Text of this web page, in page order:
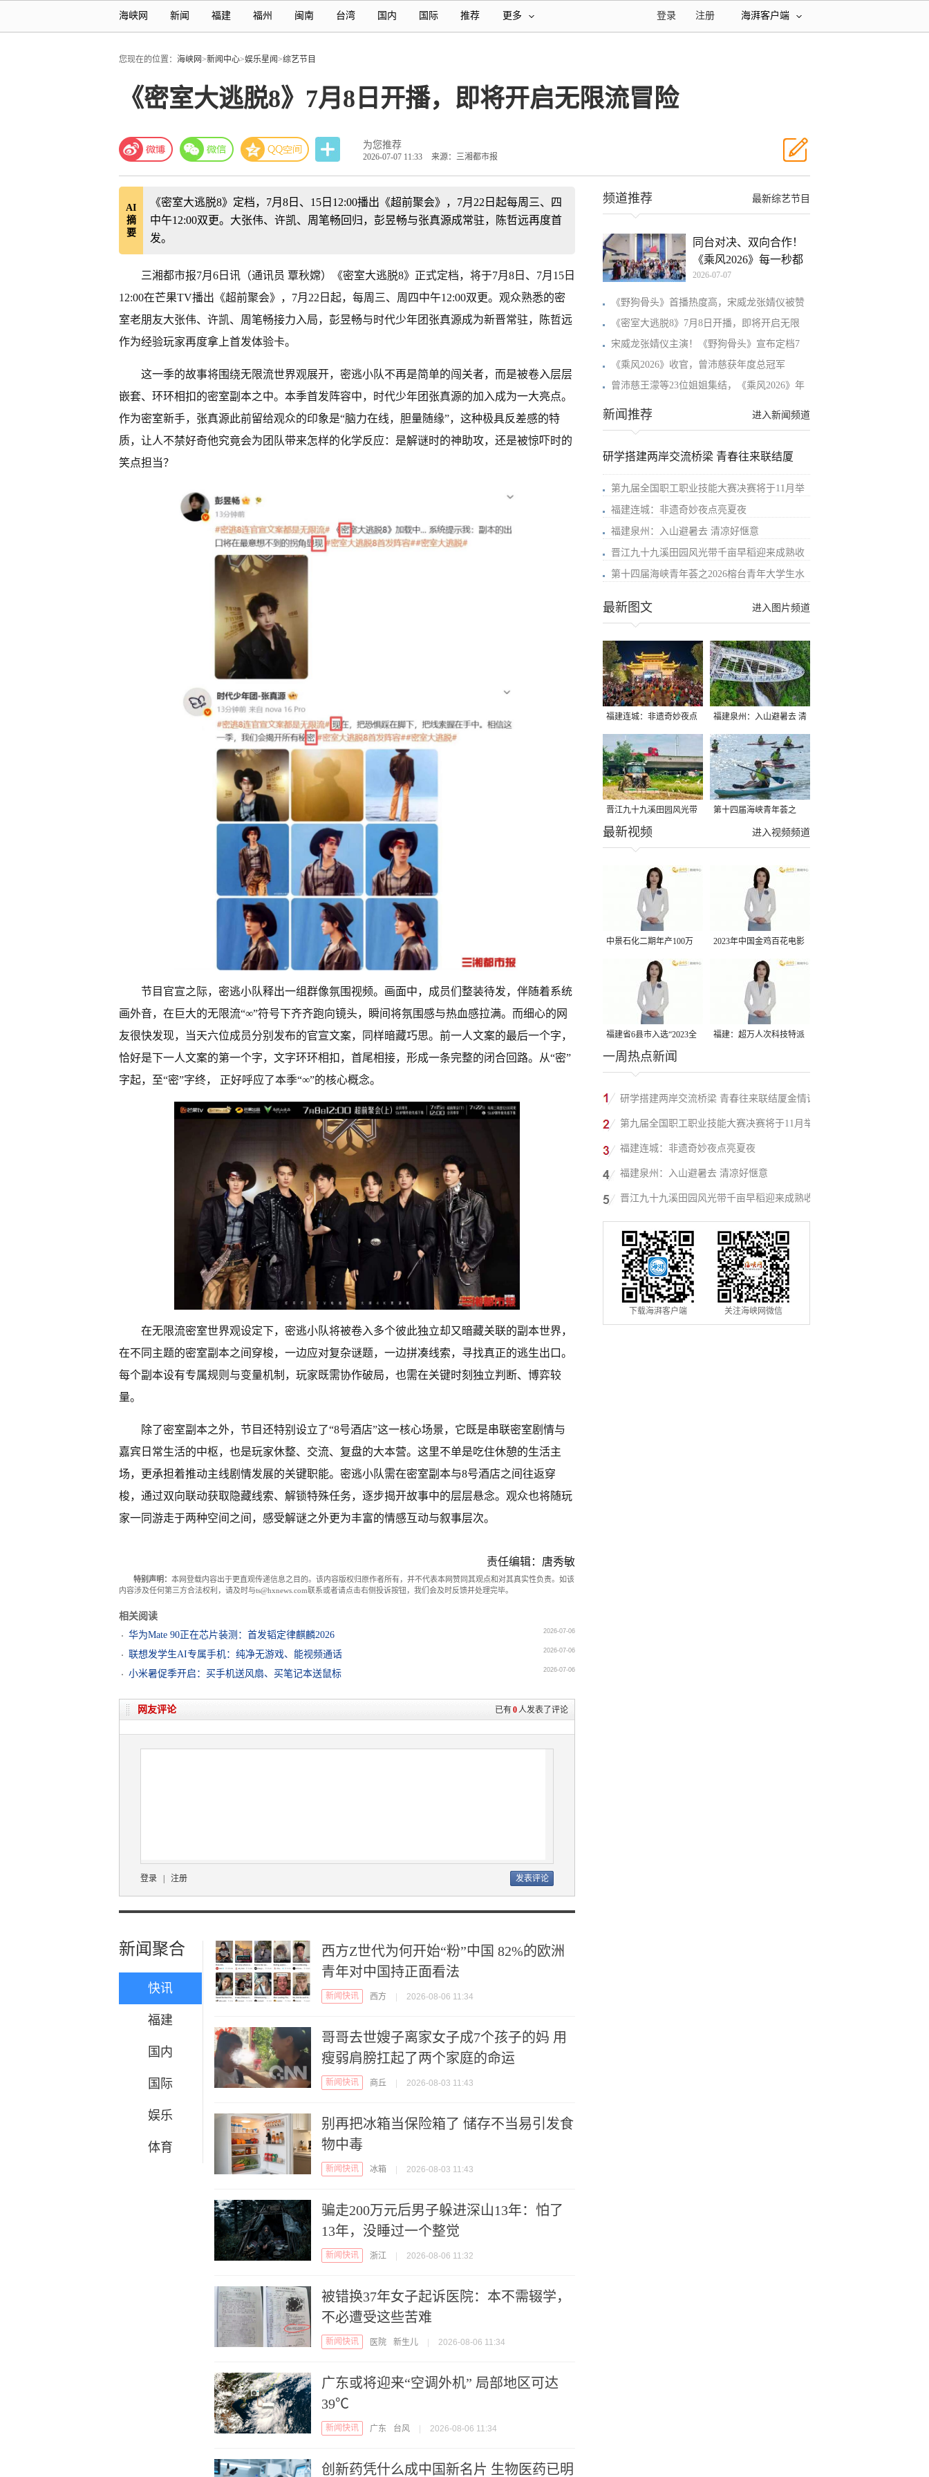
海峡网 新闻 福建 福州 闽南 台湾 国内 国际 推荐 更多 海湃客户端
注册
登录
您现在的位置： 海峡网>新闻中心>娱乐星闻>综艺节目
《密室大逃脱8》7月8日开播，即将开启无限流冒险
为您推荐
2026-07-07 11:33 来源：三湘都市报
AI
摘
要
《密室大逃脱8》定档，7月8日、15日12:00播出《超前聚会》，7月22日起每周三、四
中午12:00双更。大张伟、许凯、周笔畅回归，彭昱畅与张真源成常驻，陈哲远再度首
发。
三湘都市报7月6日讯（通讯员 覃秋嫦）《密室大逃脱8》正式定档，将于7月8日、7月15日
12:00在芒果TV播出《超前聚会》，7月22日起，每周三、周四中午12:00双更。观众熟悉的密
室老朋友大张伟、许凯、周笔畅接力入局，彭昱畅与时代少年团张真源成为新晋常驻，陈哲远
作为经验玩家再度拿上首发体验卡。
这一季的故事将围绕无限流世界观展开，密逃小队不再是简单的闯关者，而是被卷入层层
嵌套、环环相扣的密室副本之中。本季首发阵容中，时代少年团张真源的加入成为一大亮点。
作为密室新手，张真源此前留给观众的印象是“脑力在线，胆量随缘”，这种极具反差感的特
质，让人不禁好奇他究竟会为团队带来怎样的化学反应：是解谜时的神助攻，还是被惊吓时的
笑点担当？
节目官宣之际，密逃小队释出一组群像氛围视频。画面中，成员们整装待发，伴随着系统
画外音，在巨大的无限流“∞”符号下齐齐跑向镜头，瞬间将氛围感与热血感拉满。而细心的网
友很快发现，当天六位成员分别发布的官宣文案，同样暗藏巧思。前一人文案的最后一个字，
恰好是下一人文案的第一个字，文字环环相扣，首尾相接，形成一条完整的闭合回路。从“密”
字起，至“密”字终， 正好呼应了本季“∞”的核心概念。
在无限流密室世界观设定下，密逃小队将被卷入多个彼此独立却又暗藏关联的副本世界，
在不同主题的密室副本之间穿梭，一边应对复杂谜题，一边拼凑线索，寻找真正的逃生出口。
每个副本设有专属规则与变量机制，玩家既需协作破局，也需在关键时刻独立判断、博弈较
量。
除了密室副本之外，节目还特别设立了“8号酒店”这一核心场景，它既是串联密室剧情与
嘉宾日常生活的中枢，也是玩家休整、交流、复盘的大本营。这里不单是吃住休憩的生活主
场，更承担着推动主线剧情发展的关键职能。密逃小队需在密室副本与8号酒店之间往返穿
梭，通过双向联动获取隐藏线索、解锁特殊任务，逐步揭开故事中的层层悬念。观众也将随玩
家一同游走于两种空间之间，感受解谜之外更为丰富的情感互动与叙事层次。
责任编辑：唐秀敏
特别声明： 本网登载内容出于更直观传递信息之目的。该内容版权归原作者所有，并不代表本网赞同其观点和对其真实性负责。如该
内容涉及任何第三方合法权利，请及时与ts@hxnews.com联系或者请点击右侧投诉按钮，我们会及时反馈并处理完毕。
相关阅读
华为Mate 90正在芯片装测：首发韬定律麒麟2026
2026-07-06
联想发学生AI专属手机：纯净无游戏、能视频通话 2026-07-06
小米暑促季开启：买手机送风扇、买笔记本送鼠标 2026-07-06
已有0人发表了评论
网友评论
登录 注册
新闻聚合
快讯
福建
国内
国际
娱乐
体育
西方Z世代为何开始“粉”中国 82%的欧洲
青年对中国持正面看法
新闻快讯 西方 2026-08-06 11:34
哥哥去世嫂子离家女子成7个孩子的妈 用
瘦弱肩膀扛起了两个家庭的命运
新闻快讯 商丘 2026-08-03 11:43
别再把冰箱当保险箱了 储存不当易引发食
物中毒
新闻快讯 冰箱 2026-08-03 11:43
骗走200万元后男子躲进深山13年：怕了
13年，没睡过一个整觉
新闻快讯 浙江 2026-08-06 11:32
被错换37年女子起诉医院：本不需辍学，
不必遭受这些苦难
新闻快讯 医院 新生儿 2026-08-06 11:34
广东或将迎来“空调外机” 局部地区可达
39℃
新闻快讯 广东 台风 2026-08-06 11:34
创新药凭什么成中国新名片 生物医药已明
最新综艺节目
频道推荐
同台对决、双向合作！
《乘风2026》每一秒都
是
2026-07-07
《野狗骨头》首播热度高，宋威龙张婧仪被赞
《密室大逃脱8》7月8日开播，即将开启无限
宋威龙张婧仪主演！《野狗骨头》宣布定档7
《乘风2026》收官，曾沛慈获年度总冠军
曾沛慈王濛等23位姐姐集结，《乘风2026》年
进入新闻频道
新闻推荐
研学搭建两岸交流桥梁 青春往来联结厦
第九届全国职工职业技能大赛决赛将于11月举
福建连城：非遗奇妙夜点亮夏夜
福建泉州：入山避暑去 清凉好惬意
晋江九十九溪田园风光带千亩早稻迎来成熟收
第十四届海峡青年荟之2026榕台青年大学生水
进入图片频道
最新图文
福建连城：非遗奇妙夜点
亮夏夜
福建泉州：入山避暑去 清
凉好惬意
晋江九十九溪田园风光带
千亩早稻迎来成熟收割季
第十四届海峡青年荟之
2026榕台青年大学生水上
进入视频频道
最新视频
中景石化二期年产100万
吨丙烷脱氢项目建成中交
2023年中国金鸡百花电影
节有福电影巡展31日启动
福建省6县市入选“2023全
国县域发展潜力百强县”
福建：超万人次科技特派
一周热点新闻
研学搭建两岸交流桥梁 青春往来联结厦金情谊
第九届全国职工职业技能大赛决赛将于11月举
行
福建连城：非遗奇妙夜点亮夏夜
福建泉州：入山避暑去 清凉好惬意
晋江九十九溪田园风光带千亩早稻迎来成熟收
割季
下载海湃客户端 关注海峡网微信